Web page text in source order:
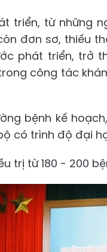
triển, từ những
đơn sơ, thiếu
phát triển, trở
công tác
bệnh kế
có trình độ đại
trị từ 180 - 200